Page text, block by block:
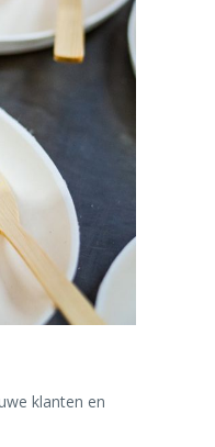
klanten en